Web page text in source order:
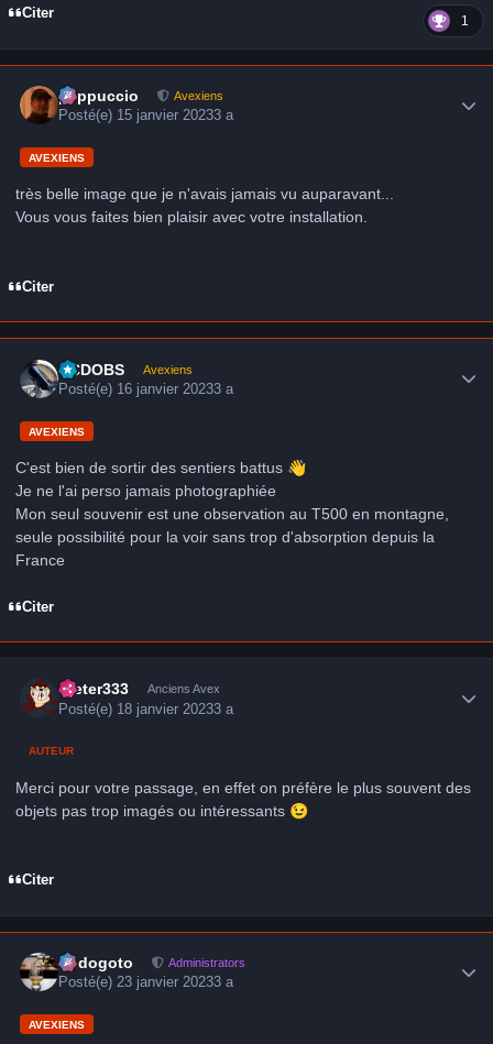
Citer 1
peppuccio Avexiens
Posté(e) 15 janvier 20233 a
AVEXIENS
très belle image que je n'avais jamais vu auparavant...
Vous vous faites bien plaisir avec votre installation.
Citer
CCDOBS Avexiens
Posté(e) 16 janvier 20233 a
AVEXIENS
C'est bien de sortir des sentiers battus 👋
Je ne l'ai perso jamais photographiée
Mon seul souvenir est une observation au T500 en montagne,
seule possibilité pour la voir sans trop d'absorption depuis la
France
Citer
Dieter333 Anciens Avex
Posté(e) 18 janvier 20233 a
AUTEUR
Merci pour votre passage, en effet on préfère le plus souvent des
objets pas trop imagés ou intéressants 😉
Citer
frédogoto Administrators
Posté(e)23 janvier 20233 a
AVEXIENS